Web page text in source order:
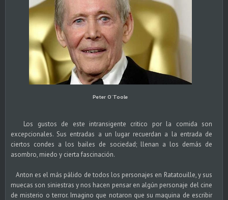
Peter O´Toole
Los gustos de este intransigente critico por la comida son
excepcionales. Sus entradas a un lugar recuerdan a la entrada de
ciertos condes a los bailes de sociedad; llenan a los demás de
asombro, miedo y cierta fascinación.
Anton es el más pálido de todos los personajes en Ratatouille, y sus
muecas son siniestras y nos hacen pensar en algún personaje del cine
de misterio o terror. Imagino que notaron que su maquina de escribir